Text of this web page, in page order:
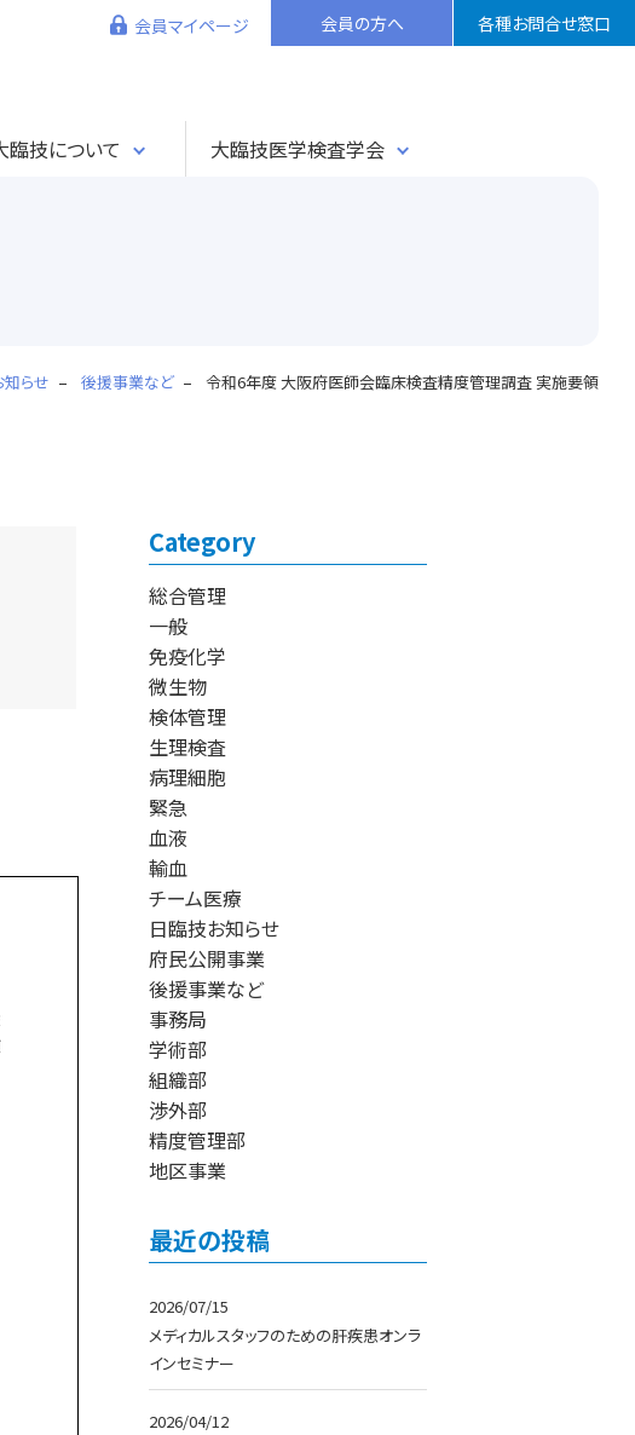
会員マイページ 会員の方へ 各種お問合せ窓口
大臨技について 大臨技医学検査学会
お知らせ 後援事業など 令和6年度 大阪府医師会臨床検査精度管理調査 実施要領
Category
総合管理
一般
免疫化学
微生物
検体管理
生理検査
病理細胞
緊急
血液
輸血
チーム医療
日臨技お知らせ
府民公開事業
後援事業など
事務局
学術部
組織部
渉外部
精度管理部
地区事業
最近の投稿
2026/07/15
メディカルスタッフのための肝疾患オンラ
インセミナー
2026/04/12